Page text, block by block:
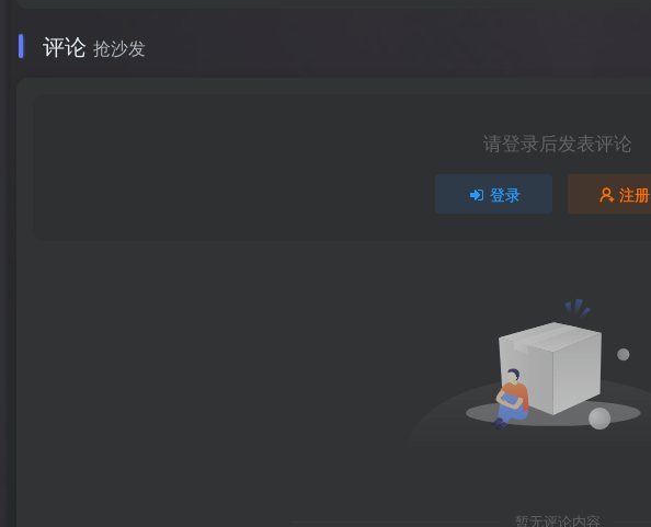
评论 抢沙发
请登录后发表评论
登录 注册
暂无评论内容